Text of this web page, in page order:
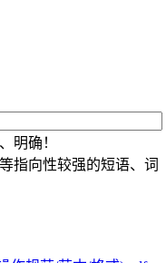
明确！
指向性较强的短语、词